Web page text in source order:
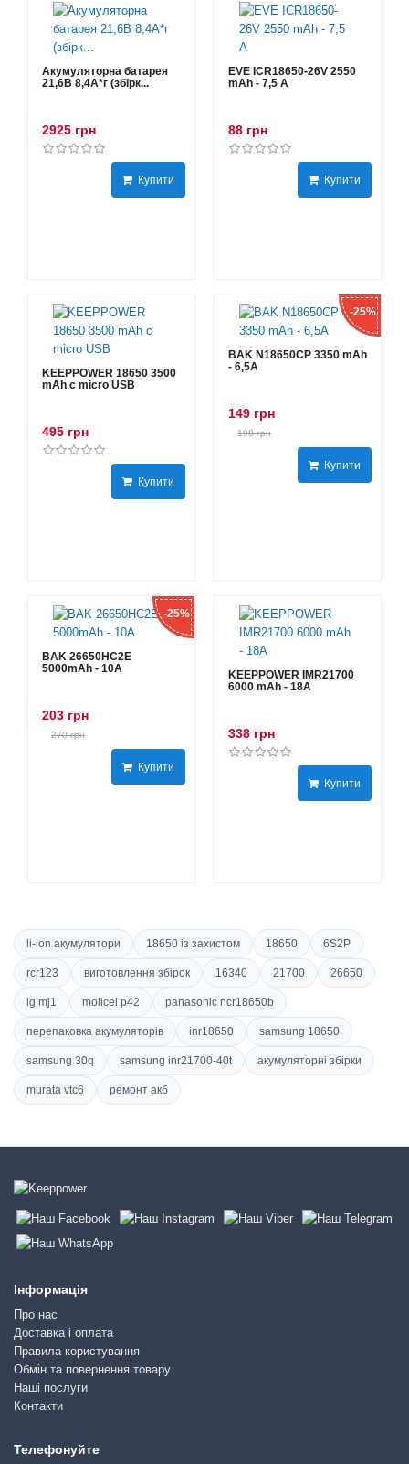
Акумуляторна батарея
21,6В 8,4A*г (збірк...
2925 грн
Купити
EVE ICR18650-26V 2550
mAh - 7,5 А
88 грн
Купити
KEEPPOWER 18650 3500
mAh с micro USB
495 грн
Купити
-25%
BAK N18650CP 3350 mAh
- 6,5А
149 грн
198 грн
Купити
-25%
BAK 26650HC2E
5000mAh - 10А
203 грн
270 грн
Купити
KEEPPOWER IMR21700
6000 mAh - 18А
338 грн
Купити
li-ion акумулятори 18650 із захистом 18650 6S2P
rcr123 виготовлення збірок 16340 21700 26650
lg mj1 molicel p42 panasonic ncr18650b
перепаковка акумуляторів inr18650 samsung 18650
samsung 30q samsung inr21700-40t акумуляторні збірки
murata vtc6 ремонт акб
Інформація
Про нас
Доставка і оплата
Правила користування
Обмін та повернення товару
Наші послуги
Контакти
Телефонуйте